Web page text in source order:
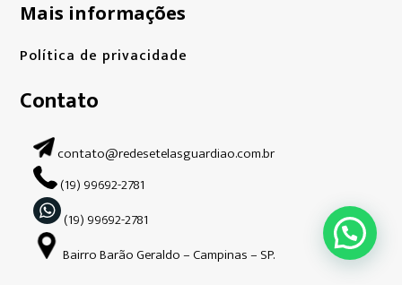
Mais informações
Política de privacidade
Contato
contato@redesetelasguardiao.com.br
(19) 99692-2781
(19) 99692-2781
Bairro Barão Geraldo – Campinas – SP.